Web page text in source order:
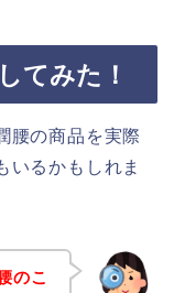
てみた！
腰の商品を実際
いるかもしれま
のこ